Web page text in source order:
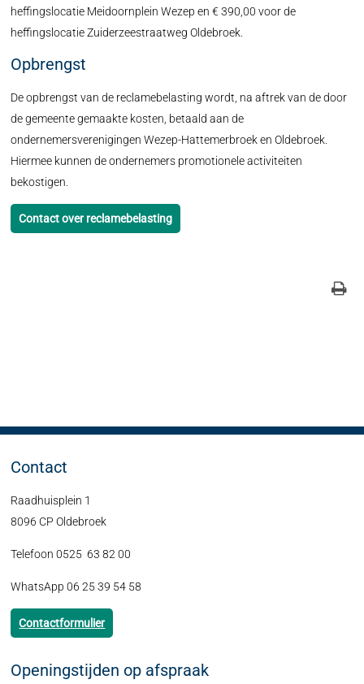
heffingslocatie Meidoornplein Wezep en € 390,00 voor de
heffingslocatie Zuiderzeestraatweg Oldebroek.
Opbrengst
De opbrengst van de reclamebelasting wordt, na aftrek van de door
de gemeente gemaakte kosten, betaald aan de
ondernemersverenigingen Wezep-Hattemerbroek en Oldebroek.
Hiermee kunnen de ondernemers promotionele activiteiten
bekostigen.
Contact over reclamebelasting
Contact
Raadhuisplein 1
8096 CP Oldebroek
Telefoon 0525 63 82 00
WhatsApp 06 25 39 54 58
Contactformulier
Openingstijden op afspraak